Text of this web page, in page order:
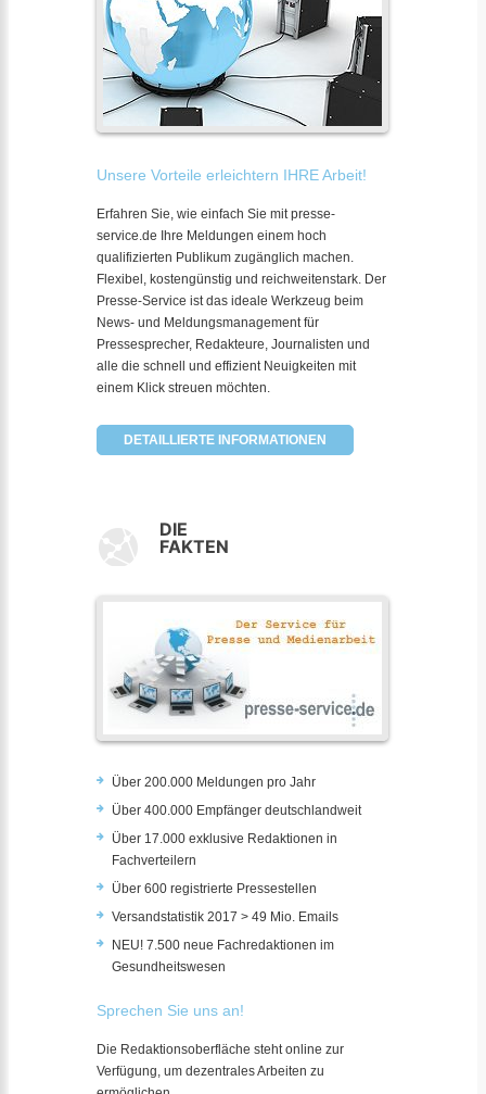
Unsere Vorteile erleichtern IHRE Arbeit!
Erfahren Sie, wie einfach Sie mit presse-
service.de Ihre Meldungen einem hoch
qualifizierten Publikum zugänglich machen.
Flexibel, kostengünstig und reichweitenstark. Der
Presse-Service ist das ideale Werkzeug beim
News- und Meldungsmanagement für
Pressesprecher, Redakteure, Journalisten und
alle die schnell und effizient Neuigkeiten mit
einem Klick streuen möchten.
DETAILLIERTE INFORMATIONEN
DIE
FAKTEN
Über 200.000 Meldungen pro Jahr
Über 400.000 Empfänger deutschlandweit
Über 17.000 exklusive Redaktionen in
Fachverteilern
Über 600 registrierte Pressestellen
Versandstatistik 2017 > 49 Mio. Emails
NEU! 7.500 neue Fachredaktionen im
Gesundheitswesen
Sprechen Sie uns an!
Die Redaktionsoberfläche steht online zur
Verfügung, um dezentrales Arbeiten zu